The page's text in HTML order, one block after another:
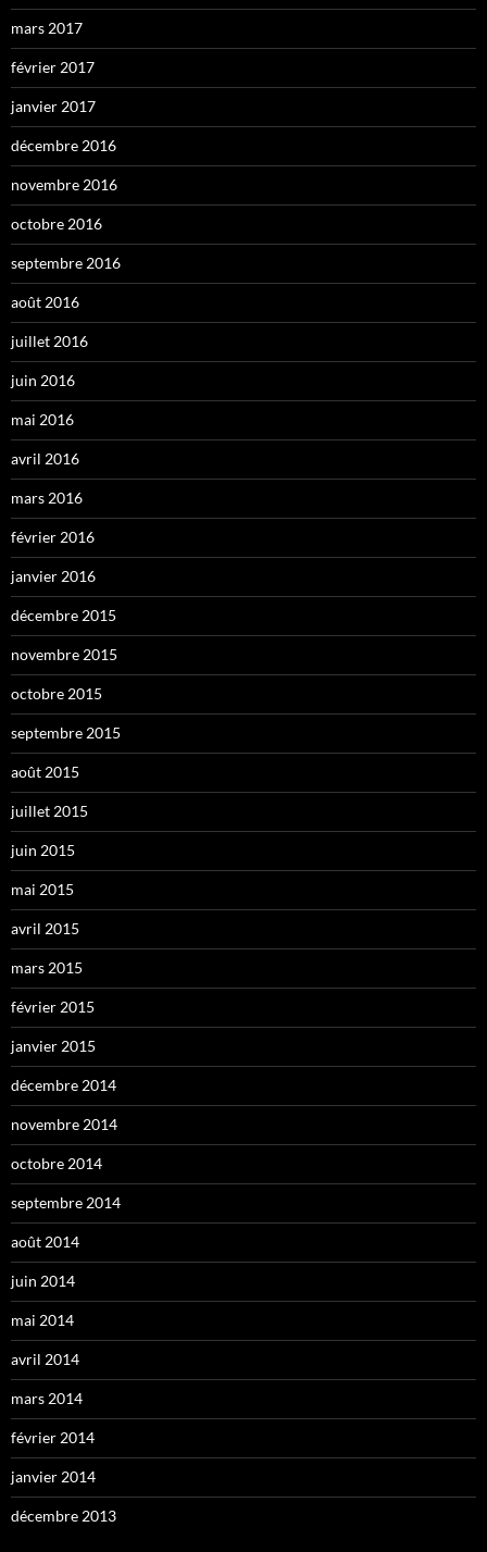
mars 2017
février 2017
janvier 2017
décembre 2016
novembre 2016
octobre 2016
septembre 2016
août 2016
juillet 2016
juin 2016
mai 2016
avril 2016
mars 2016
février 2016
janvier 2016
décembre 2015
novembre 2015
octobre 2015
septembre 2015
août 2015
juillet 2015
juin 2015
mai 2015
avril 2015
mars 2015
février 2015
janvier 2015
décembre 2014
novembre 2014
octobre 2014
septembre 2014
août 2014
juin 2014
mai 2014
avril 2014
mars 2014
février 2014
janvier 2014
décembre 2013